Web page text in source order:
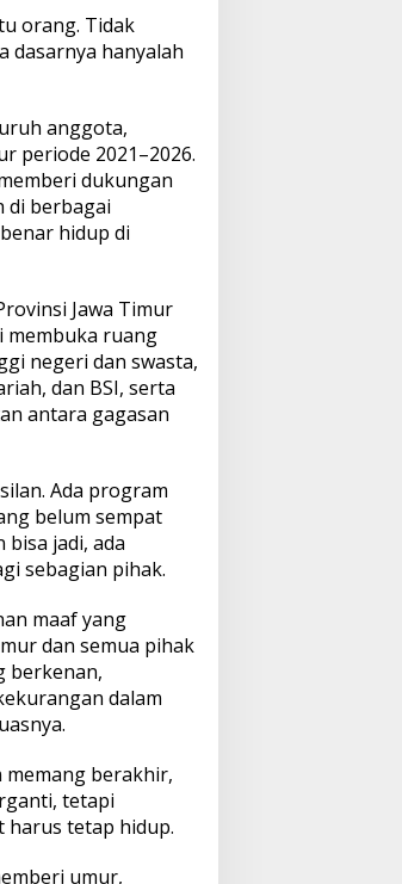
orang. Tidak
dasarnya hanyalah
anggota,
periode 2021–2026.
dukungan
di berbagai
hidup di
Jawa Timur
membuka ruang
negeri dan swasta,
dan BSI, serta
antara gagasan
Ada program
belum sempat
jadi, ada
sebagian pihak.
maaf yang
dan semua pihak
berkenan,
dalam
memang berakhir,
tetapi
harus tetap hidup.
umur,